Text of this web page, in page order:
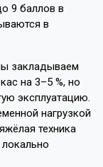
9 баллов в
в
закладываем
на 3–5 %, но
эксплуатацию.
нагрузкой
техника